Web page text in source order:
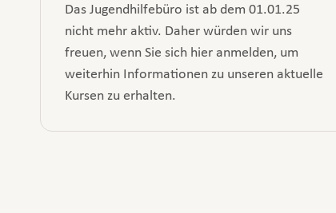
Das Jugendhilfebüro ist ab dem 01.01.25
nicht mehr aktiv. Daher würden wir uns
freuen, wenn Sie sich hier anmelden, um
weiterhin Informationen zu unseren aktuelle
Kursen zu erhalten.